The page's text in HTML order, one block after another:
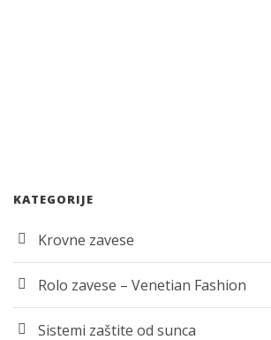
KATEGORIJE
Krovne zavese
Rolo zavese – Venetian Fashion
Sistemi zaštite od sunca